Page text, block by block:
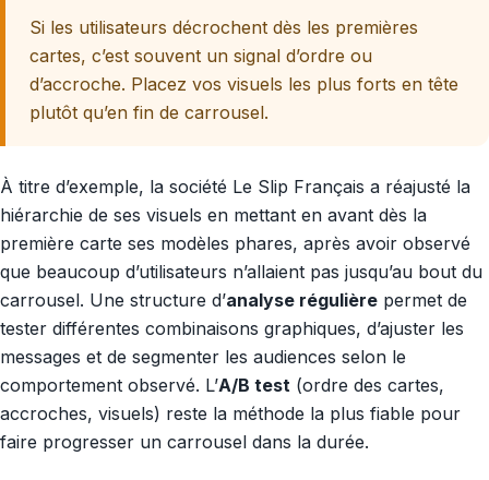
Si les utilisateurs décrochent dès les premières
cartes, c’est souvent un signal d’ordre ou
d’accroche. Placez vos visuels les plus forts en tête
plutôt qu’en fin de carrousel.
À titre d’exemple, la société Le Slip Français a réajusté la
hiérarchie de ses visuels en mettant en avant dès la
première carte ses modèles phares, après avoir observé
que beaucoup d’utilisateurs n’allaient pas jusqu’au bout du
carrousel. Une structure d’analyse régulière permet de
tester différentes combinaisons graphiques, d’ajuster les
messages et de segmenter les audiences selon le
comportement observé. L’A/B test (ordre des cartes,
accroches, visuels) reste la méthode la plus fiable pour
faire progresser un carrousel dans la durée.